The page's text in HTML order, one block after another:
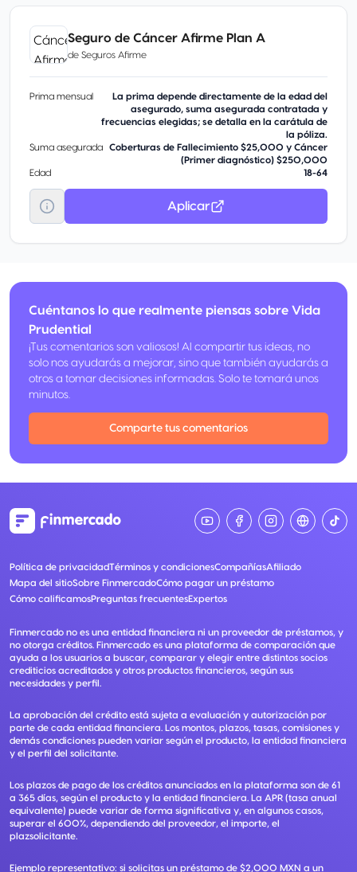
Seguro de Cáncer Afirme Plan A
de Seguros Afirme
Prima mensual
La prima depende directamente de la edad del
asegurado, suma asegurada contratada y
frecuencias elegidas; se detalla en la carátula de
la póliza.
Suma asegurada
Coberturas de Fallecimiento $25,000 y Cáncer
(Primer diagnóstico) $250,000
Edad
18-64
Aplicar
Cuéntanos lo que realmente piensas sobre Vida
Prudential
¡Tus comentarios son valiosos! Al compartir tus ideas, no
solo nos ayudarás a mejorar, sino que también ayudarás a
otros a tomar decisiones informadas. Solo te tomará unos
minutos.
Comparte tus comentarios
Política de privacidadTérminos y condicionesCompañíasAfiliado
Mapa del sitioSobre FinmercadoCómo pagar un préstamo
Cómo calificamosPreguntas frecuentesExpertos
Finmercado no es una entidad financiera ni un proveedor de préstamos, y
no otorga créditos. Finmercado es una plataforma de comparación que
ayuda a los usuarios a buscar, comparar y elegir entre distintos socios
crediticios acreditados y otros productos financieros, según sus
necesidades y perfil.
La aprobación del crédito está sujeta a evaluación y autorización por
parte de cada entidad financiera. Los montos, plazos, tasas, comisiones y
demás condiciones pueden variar según el producto, la entidad financiera
y el perfil del solicitante.
Los plazos de pago de los créditos anunciados en la plataforma son de 61
a 365 días, según el producto y la entidad financiera. La APR (tasa anual
equivalente) puede variar de forma significativa y, en algunos casos,
superar el 600%, dependiendo del proveedor, el importe, el
plazsolicitante.
Ejemplo representativo: si solicitas un préstamo de $2,000 MXN a un